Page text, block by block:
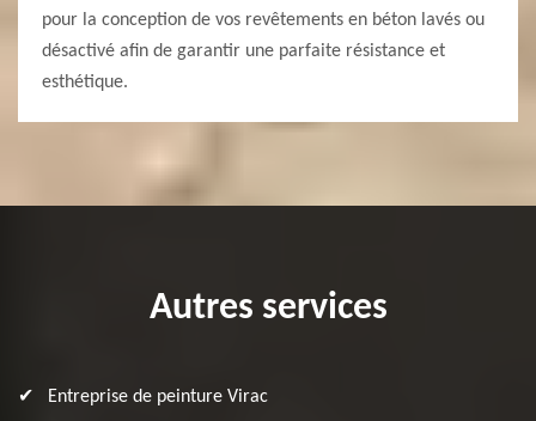
pour la conception de vos revêtements en béton lavés ou
désactivé afin de garantir une parfaite résistance et
esthétique.
Autres services
Entreprise de peinture Virac